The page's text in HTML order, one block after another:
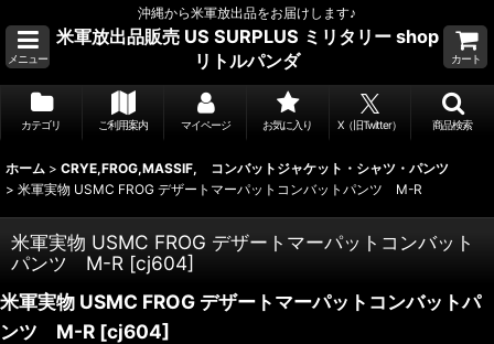
沖縄から米軍放出品をお届けします♪
メニュー
米軍放出品販売 US SURPLUS ミリタリー shop
リトルパンダ
カート
カテゴリ ご利用案内 マイページ お気に入り X（旧Twitter） 商品検索
ホーム > CRYE,FROG,MASSIF, コンバットジャケット・シャツ・パンツ
> 米軍実物 USMC FROG デザートマーパットコンバットパンツ M-R
米軍実物 USMC FROG デザートマーパットコンバット
パンツ M-R [cj604]
米軍実物 USMC FROG デザートマーパットコンバットパ
ンツ M-R [cj604]